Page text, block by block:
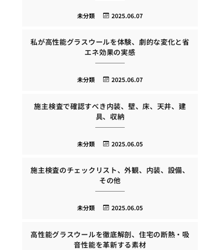
2025.06.07
未分類
私が高性能グラスウールを体験、劇的な変化と省
エネ効果の実感
2025.06.07
未分類
施主検査で確認すべき内装、壁、床、天井、建
具、収納
2025.06.05
未分類
施主検査のチェックリスト、外観、内装、設備、
その他
2025.06.05
未分類
高性能グラスウールを徹底解剖、住宅の断熱・吸
音性能を革新する素材